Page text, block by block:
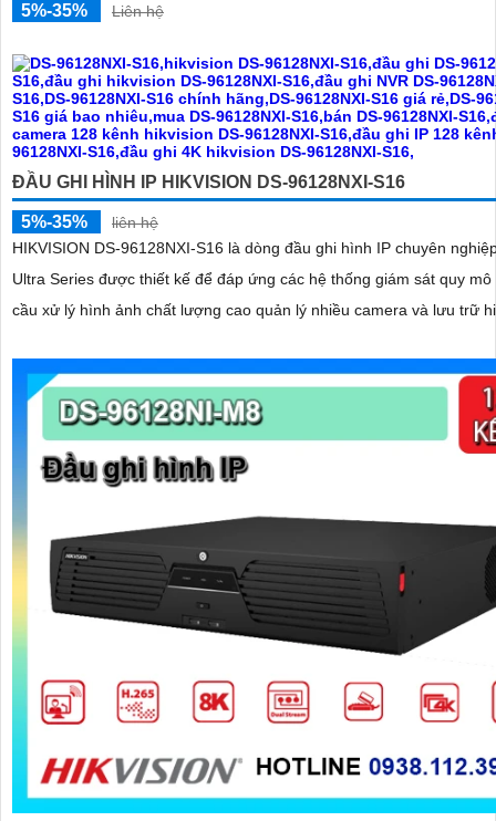
5%-35% Liên hệ
ĐẦU GHI HÌNH IP HIKVISION DS-96128NXI-S16
5%-35%
liên hệ
HIKVISION DS‑96128NXI‑S16 là dòng đầu ghi hình IP chuyên
Ultra Series được thiết kế để đáp ứng các hệ thống giám sát quy
cầu xử lý hình ảnh chất lượng cao quản lý nhiều camera và lưu trữ